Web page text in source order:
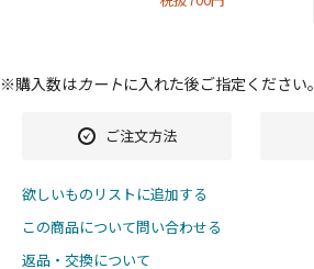
※購入数はカートに入れた後ご指定ください。
ご注文方法
欲しいものリストに追加する
この商品について問い合わせる
返品・交換について